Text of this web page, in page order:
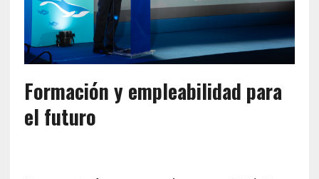
Formación y empleabilidad para
el futuro